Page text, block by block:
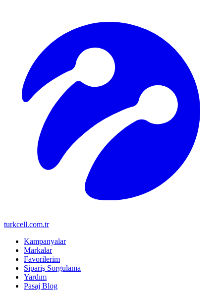
turkcell.com.tr
Kampanyalar
Markalar
Favorilerim
Sipariş Sorgulama
Yardım
Pasaj Blog